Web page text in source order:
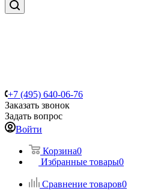
+7 (495) 640-06-76
Заказать звонок
Задать вопрос
Войти
Корзина0
Избранные товары0
Сравнение товаров0